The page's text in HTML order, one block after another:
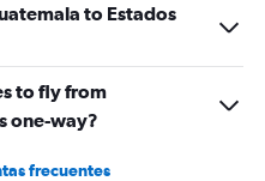
to Estados
to fly from
one-way?
frecuentes